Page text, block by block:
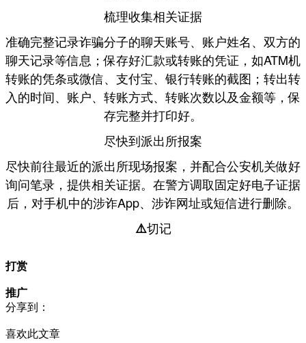
梳理收集相关证据
准确完整记录诈骗分子的聊天账号、账户姓名、双方的
聊天记录等信息；保存好汇款或转账的凭证 ，如ATM机
转账的凭条或微信、支付宝、银行转账的截图；转出转
入的时间、账户、转账方式、转账次数以及金额等，保
存完整并打印好。
尽快到派出所报案
尽快前往最近的派出所现场报案 ，并配合公安机关做好
询问笔录，提供相关证据。在警方调取固定好电子证据
后，对手机中的涉诈App、涉诈网址或短信进行删除。
⚠️切记
打赏
推广
分享到：
喜欢此文章